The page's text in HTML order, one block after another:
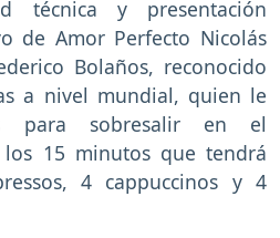
técnica y presentación
de Amor Perfecto Nicolás
Bolaños, reconocido
a nivel mundial, quien le
para sobresalir en el
15 minutos que tendrá
4 cappuccinos y 4